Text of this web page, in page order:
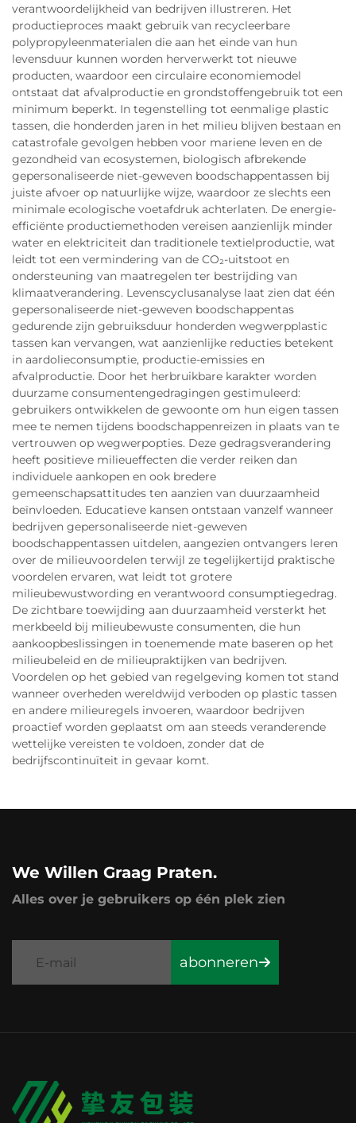
verantwoordelijkheid van bedrijven illustreren. Het
productieproces maakt gebruik van recycleerbare
polypropyleenmaterialen die aan het einde van hun
levensduur kunnen worden herverwerkt tot nieuwe
producten, waardoor een circulaire economiemodel
ontstaat dat afvalproductie en grondstoffengebruik tot een
minimum beperkt. In tegenstelling tot eenmalige plastic
tassen, die honderden jaren in het milieu blijven bestaan en
catastrofale gevolgen hebben voor mariene leven en de
gezondheid van ecosystemen, biologisch afbrekende
gepersonaliseerde niet-geweven boodschappentassen bij
juiste afvoer op natuurlijke wijze, waardoor ze slechts een
minimale ecologische voetafdruk achterlaten. De energie-
efficiënte productiemethoden vereisen aanzienlijk minder
water en elektriciteit dan traditionele textielproductie, wat
leidt tot een vermindering van de CO₂-uitstoot en
ondersteuning van maatregelen ter bestrijding van
klimaatverandering. Levenscyclusanalyse laat zien dat één
gepersonaliseerde niet-geweven boodschappentas
gedurende zijn gebruiksduur honderden wegwerpplastic
tassen kan vervangen, wat aanzienlijke reducties betekent
in aardolieconsumptie, productie-emissies en
afvalproductie. Door het herbruikbare karakter worden
duurzame consumentengedragingen gestimuleerd:
gebruikers ontwikkelen de gewoonte om hun eigen tassen
mee te nemen tijdens boodschappenreizen in plaats van te
vertrouwen op wegwerpopties. Deze gedragsverandering
heeft positieve milieueffecten die verder reiken dan
individuele aankopen en ook bredere
gemeenschapsattitudes ten aanzien van duurzaamheid
beïnvloeden. Educatieve kansen ontstaan vanzelf wanneer
bedrijven gepersonaliseerde niet-geweven
boodschappentassen uitdelen, aangezien ontvangers leren
over de milieuvoordelen terwijl ze tegelijkertijd praktische
voordelen ervaren, wat leidt tot grotere
milieubewustwording en verantwoord consumptiegedrag.
De zichtbare toewijding aan duurzaamheid versterkt het
merkbeeld bij milieubewuste consumenten, die hun
aankoopbeslissingen in toenemende mate baseren op het
milieubeleid en de milieupraktijken van bedrijven.
Voordelen op het gebied van regelgeving komen tot stand
wanneer overheden wereldwijd verboden op plastic tassen
en andere milieuregels invoeren, waardoor bedrijven
proactief worden geplaatst om aan steeds veranderende
wettelijke vereisten te voldoen, zonder dat de
bedrijfscontinuïteit in gevaar komt.
We Willen Graag Praten.
Alles over je gebruikers op één plek zien
abonneren